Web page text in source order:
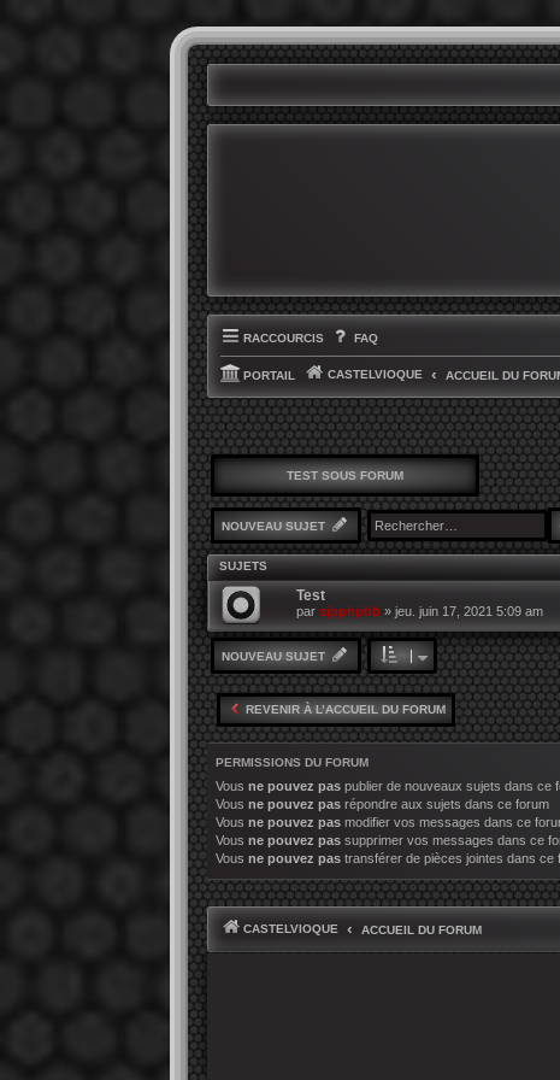
RACCOURCIS FAQ
PORTAIL CASTELVIOQUE ACCUEIL DU
TEST SOUS FORUM
NOUVEAU SUJET
SUJETS
Test
par sjpphpbb » jeu. juin 17, 2021 5:09 am
NOUVEAU SUJET
REVENIR À L’ACCUEIL DU FORUM
PERMISSIONS DU FORUM
Vous ne pouvez pas publier de nouveaux sujets dans ce
Vous ne pouvez pas répondre aux sujets dans ce forum
Vous ne pouvez pas modifier vos messages dans ce
Vous ne pouvez pas supprimer vos messages dans ce
Vous ne pouvez pas transférer de pièces jointes dans ce
CASTELVIOQUE ACCUEIL DU FORUM